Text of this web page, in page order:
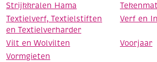
Strijkkralen Hama
Textielverf, Textielstiften
en Textielverharder
Verf en
Vilt en Wolvilten
Voorjaar
Vormgieten